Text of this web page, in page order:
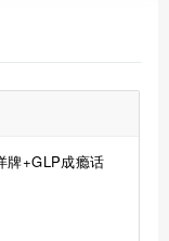
牌+GLP成瘾话